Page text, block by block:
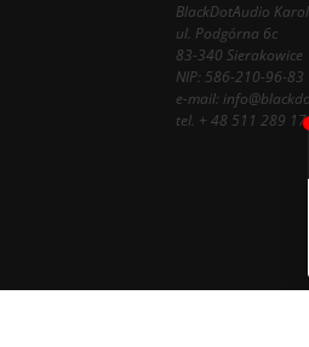
BlackDotAudio
ul. Podgórna 6c
83-340 Sierakowice
NIP: 586-210-96-83
e-mail:
tel. + 48 511 289